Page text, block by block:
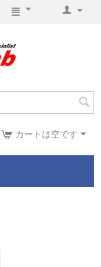
カートは空です